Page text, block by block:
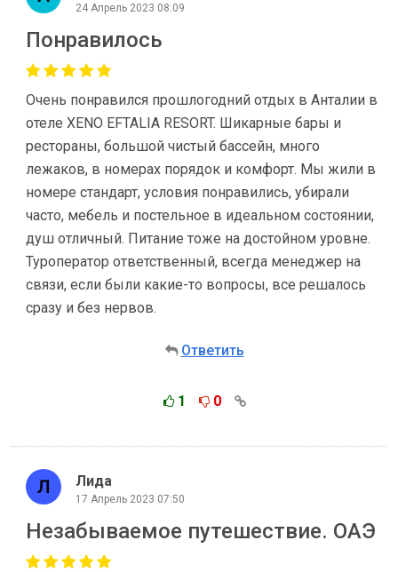
24 Апрель 2023 08:09
Понравилось
Очень понравился прошлогодний отдых в Анталии в
отеле XENO EFTALIA RESORT. Шикарные бары и
рестораны, большой чистый бассейн, много
лежаков, в номерах порядок и комфорт. Мы жили в
номере стандарт, условия понравились, убирали
часто, мебель и постельное в идеальном состоянии,
душ отличный. Питание тоже на достойном уровне.
Туроператор ответственный, всегда менеджер на
связи, если были какие-то вопросы, все решалось
сразу и без нервов.
Ответить
1 0
Лида
17 Апрель 2023 07:50
Незабываемое путешествие. ОАЭ